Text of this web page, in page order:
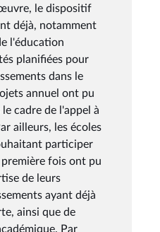
le dispositif
déjà, notamment
l'éducation
planifiées pour
dans le
annuel ont pu
cadre de l'appel à
ailleurs, les écoles
participer
fois ont pu
de leurs
ayant déjà
ainsi que de
Par